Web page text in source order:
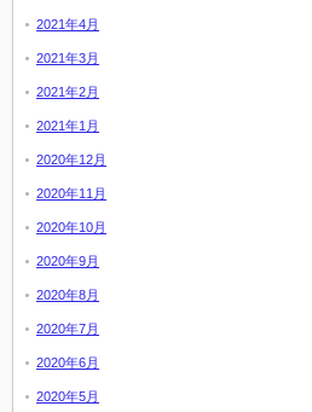
2021年4月
2021年3月
2021年2月
2021年1月
2020年12月
2020年11月
2020年10月
2020年9月
2020年8月
2020年7月
2020年6月
2020年5月